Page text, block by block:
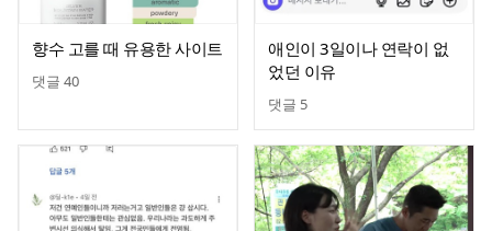
향수 고를 때 유용한 사이트
댓글 40
애인이 3일이나 연락이 없
었던 이유
댓글 5